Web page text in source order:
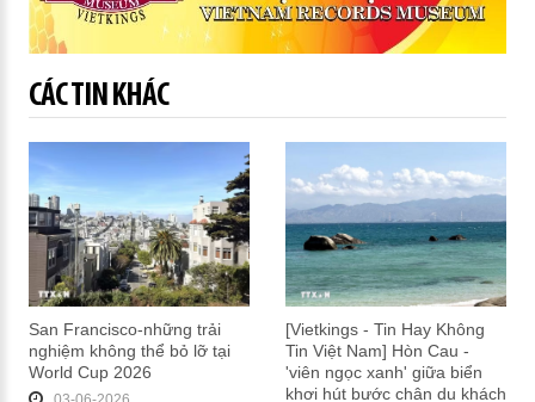
CÁC TIN KHÁC
San Francisco-những trải
nghiệm không thể bỏ lỡ tại
World Cup 2026
[Vietkings - Tin Hay Không
Tin Việt Nam] Hòn Cau -
'viên ngọc xanh' giữa biển
khơi hút bước chân du khách